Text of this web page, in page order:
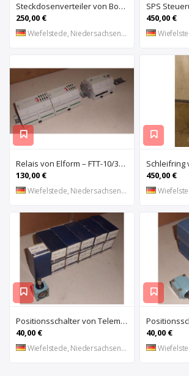
Steckdosenverteiler von Bosecker – EV-2501-Z
250,00 €
Wiefelstede, Niedersachsen, DE
450,00 €
Relais von Elform – FTT-10/3150
130,00 €
Wiefelstede, Niedersachsen, DE
450,00 €
Positionsschalter von Telemecanique – ZC2-JE01
40,00 €
Wiefelstede, Niedersachsen, DE
40,00 €